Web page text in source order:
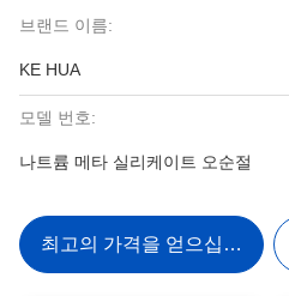
브랜드 이름:
KE HUA
모델 번호:
나트륨 메타 실리케이트 오순절
최고의 가격을 얻으십시오